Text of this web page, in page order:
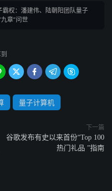
霸权：潘建伟、陆朝阳团队量子
章”问世
   
量子计算机
下一篇
谷歌发布有史以来首份“Top 100
热门礼品 ”指南